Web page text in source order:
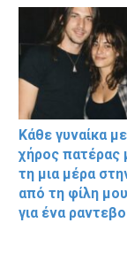
Κάθε γυναίκα
χήρος πατέρας
τη μια μέρα
από τη φίλη
για ένα